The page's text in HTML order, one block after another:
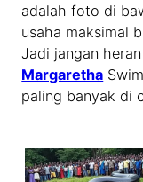
adalah foto di
usaha maksimal
Jadi jangan
Margaretha
paling banyak di